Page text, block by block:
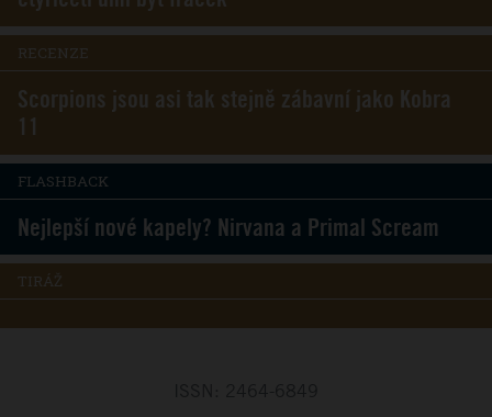
RECENZE
Scorpions jsou asi tak stejně zábavní jako Kobra
11
FLASHBACK
Nejlepší nové kapely? Nirvana a Primal Scream
TIRÁŽ